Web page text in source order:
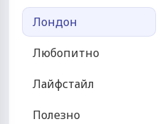
Лондон
Любопитно
Лайфстайл
Полезно